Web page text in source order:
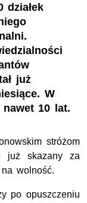
działek
już
W
10 lat.
stróżom
już skazany za
wolność.
po opuszczeniu